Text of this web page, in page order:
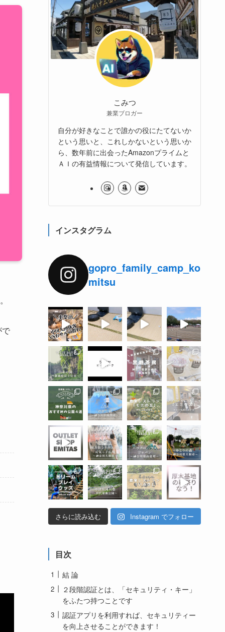
こみつ
兼業ブロガー
自分が好きなことで誰かの役にたてないか
という思いと、これしかないという思いか
ら、数年前に出会ったAmazonプライムと
ＡＩの有益情報について発信しています。
インスタグラム
gopro_family_camp_ko
mitsu
さらに読み込む Instagram でフォロー
目次
結 論
２段階認証とは、「セキュリティ・キー」
をふたつ持つことです
認証アプリを利用すれば、セキュリティー
を向上させることができます！